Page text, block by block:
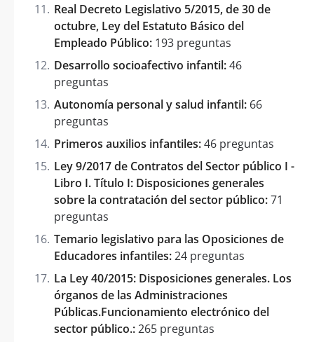
Real Decreto Legislativo 5/2015, de 30 de
octubre, Ley del Estatuto Básico del
Empleado Público: 193 preguntas
Desarrollo socioafectivo infantil:46
preguntas
Autonomía personal y salud infantil: 66
preguntas
Primeros auxilios infantiles:46 preguntas
Ley 9/2017 de Contratos del Sector público I -
Libro I. Título I: Disposiciones generales
sobre la contratación del sector público:71
preguntas
Temario legislativo para las Oposiciones de
Educadores infantiles:24 preguntas
La Ley 40/2015: Disposiciones generales. Los
órganos de las Administraciones
Públicas.Funcionamiento electrónico del
sector público.:265 preguntas